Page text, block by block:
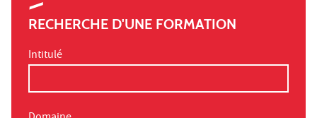
RECHERCHE D'UNE FORMATION
Intitulé